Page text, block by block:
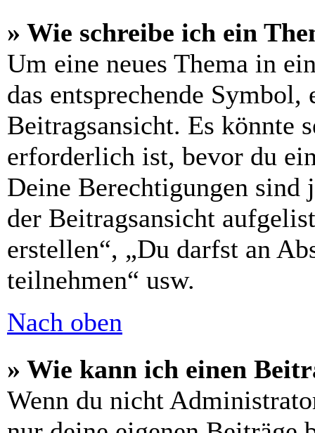
» Wie schreibe ich ein
Um eine neues Thema in
das entsprechende
Beitragsansicht. Es könnte
erforderlich ist, bevor du
Deine Berechtigungen sind
der Beitragsansicht
erstellen“, „Du darfst an
teilnehmen“ usw.
Nach oben
» Wie kann ich einen
Wenn du nicht